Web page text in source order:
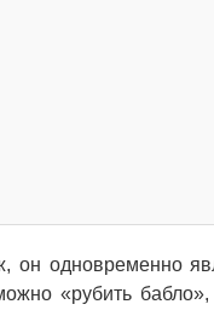
он одновременно
«рубить бабло»,